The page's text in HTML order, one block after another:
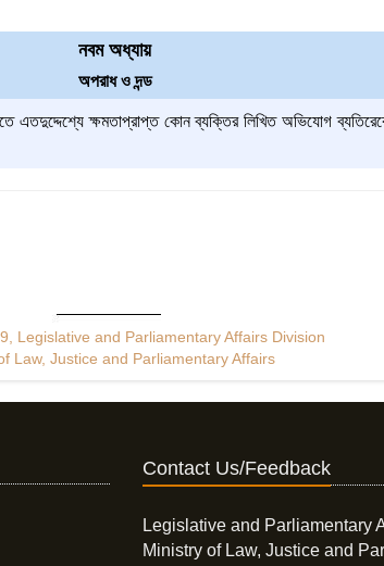
নবম অধ্যায়
অপরাধ ও দন্ড
এতদুদ্দেশ্যে ক্ষমতাপ্রাপ্ত কোন ব্যক্তির লিখিত অভিযোগ
Legislative and Parliamentary Affairs Division
Law, Justice and Parliamentary Affairs
Contact Us/Feedback
Legislative and Parliamentary
Ministry of Law, Justice and